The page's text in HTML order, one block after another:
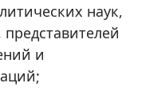
наук,
и